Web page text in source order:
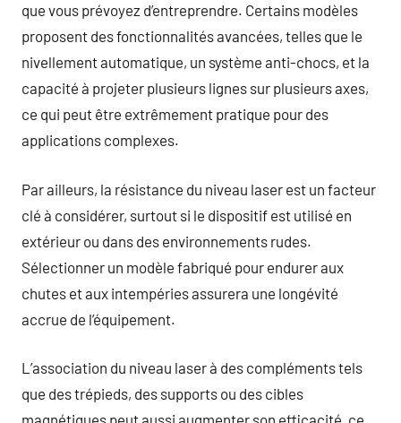
que vous prévoyez d’entreprendre. Certains modèles
proposent des fonctionnalités avancées, telles que le
nivellement automatique, un système anti-chocs, et la
capacité à projeter plusieurs lignes sur plusieurs axes,
ce qui peut être extrêmement pratique pour des
applications complexes.
Par ailleurs, la résistance du niveau laser est un facteur
clé à considérer, surtout si le dispositif est utilisé en
extérieur ou dans des environnements rudes.
Sélectionner un modèle fabriqué pour endurer aux
chutes et aux intempéries assurera une longévité
accrue de l’équipement.
L’association du niveau laser à des compléments tels
que des trépieds, des supports ou des cibles
magnétiques peut aussi augmenter son efficacité, ce